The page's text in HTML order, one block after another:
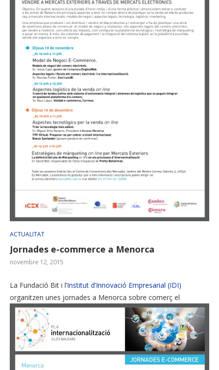
ACTUALITAT
Jornades e-commerce a Menorca
novembre 12, 2015
La Fundació Bit i l’Institut d’Innovació Empresarial (IDI)
organitzen unes jornades a Menorca sobre comerç el